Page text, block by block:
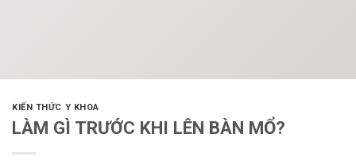
KIẾN THỨC Y KHOA
LÀM GÌ TRƯỚC KHI LÊN BÀN MỔ?